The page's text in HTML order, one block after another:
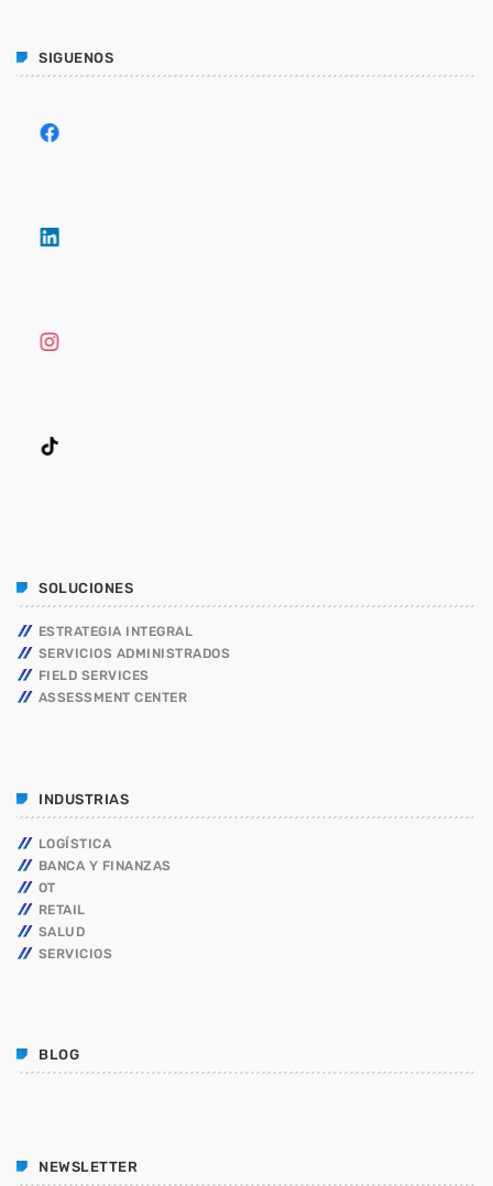
SIGUENOS
SOLUCIONES
ESTRATEGIA INTEGRAL
SERVICIOS ADMINISTRADOS
FIELD SERVICES
ASSESSMENT CENTER
INDUSTRIAS
LOGÍSTICA
BANCA Y FINANZAS
OT
RETAIL
SALUD
SERVICIOS
BLOG
NEWSLETTER